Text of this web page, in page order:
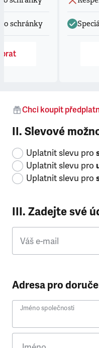
schránky
Chci koupit
II. Slevové
Uplatnit slevu pro
Uplatnit slevu pro
Uplatnit slevu pro
III. Zadejte své
Váš e-mail
Adresa pro
Jméno společnosti